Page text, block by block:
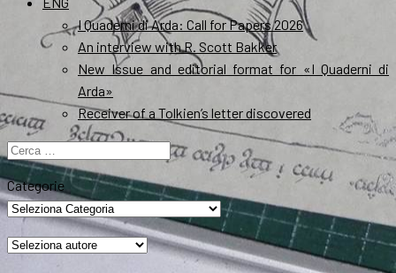
I Quaderni di Arda: Call for Papers 2026
An interview with R. Scott Bakker
New Issue and editorial format for «I Quaderni di
Arda»
Receiver of a Tolkien’s letter discovered
Ricerca
per:
Categorie